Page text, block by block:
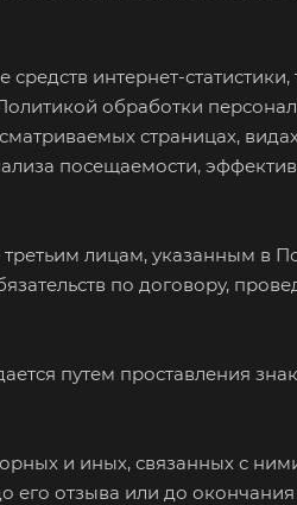
интернет-статистики,
обработки
страницах,
посещаемости,
лицам, указанным в
по договору,
путем проставления
и иных, связанных с
его отзыва или до